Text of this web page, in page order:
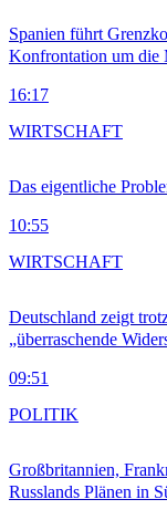
Spanien führt
Konfrontation um die
16:17
Das eigentliche
10:55
WIRTSCHAFT
Deutschland zeigt
„überraschende
09:51
WIRTSCHAFT
Großbritannien,
Russlands Plänen in
POLITIK